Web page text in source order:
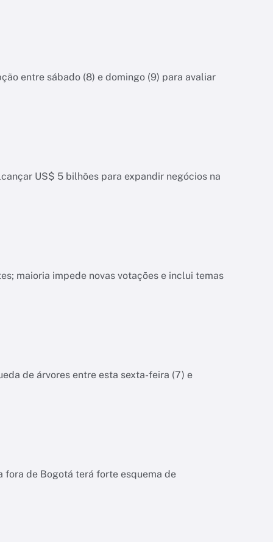
entre sábado (8) e domingo (9) para avaliar
US$ 5 bilhões para expandir negócios na
maioria impede novas votações e inclui temas
de árvores entre esta sexta-feira (7) e
fora de Bogotá terá forte esquema de